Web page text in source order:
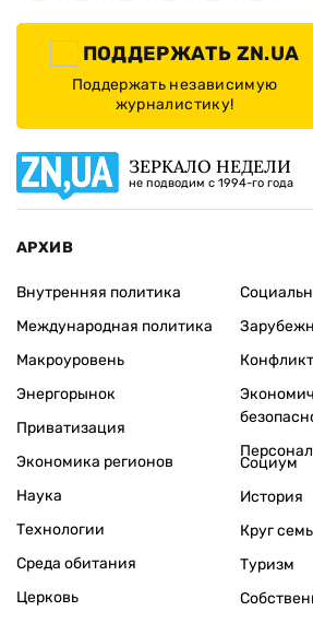
ПОДДЕРЖАТЬ ZN.UA
Поддержать независимую
журналистику!
ЗЕРКАЛО НЕДЕЛИ
не подводим с 1994-го года
АРХИВ
Внутренняя политика
Международная политика
Макроуровень
Энергорынок
Приватизация
Экономика регионов
Наука
Технологии
Среда обитания
Церковь
Социум
История
Круг
Туризм